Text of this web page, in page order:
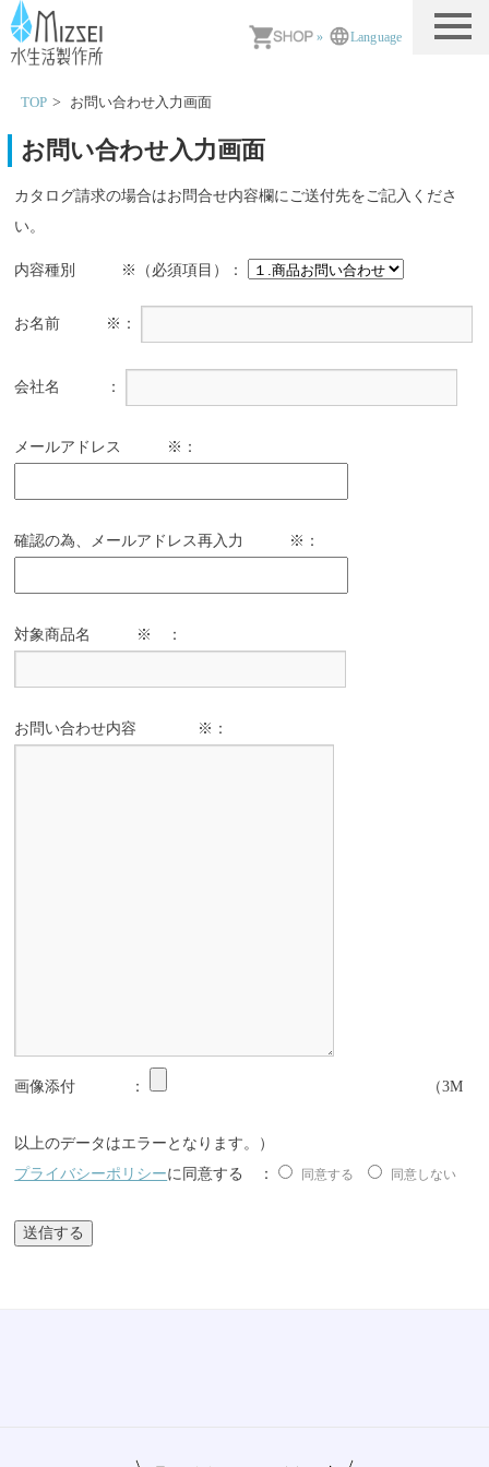
» Language
TOP お問い合わせ入力画面
お問い合わせ入力画面
カタログ請求の場合はお問合せ内容欄にご送付先をご記入くださ
い。
内容種別 ※（必須項目）：
お名前 ※：
会社名 ：
メールアドレス ※：
確認の為、メールアドレス再入力 ※：
対象商品名 ※ ：
お問い合わせ内容 ※：
画像添付 ： （3M
以上のデータはエラーとなります。）
プライバシーポリシーに同意する ： 同意する 同意しない